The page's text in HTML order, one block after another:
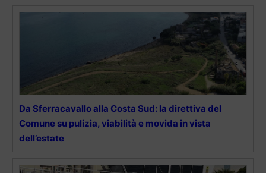
Da Sferracavallo alla Costa Sud: la direttiva del
Comune su pulizia, viabilità e movida in vista
dell’estate